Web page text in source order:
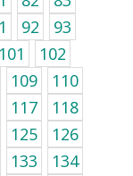
92
93
101
102
109
110
117
118
125
126
133
134